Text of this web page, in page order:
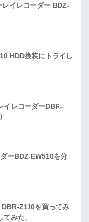
レイレコーダー BDZ-
HDD換装にトライし
イレコーダーDBR-
ーBDZ-EW510を分
Z110を買ってみ
みた。